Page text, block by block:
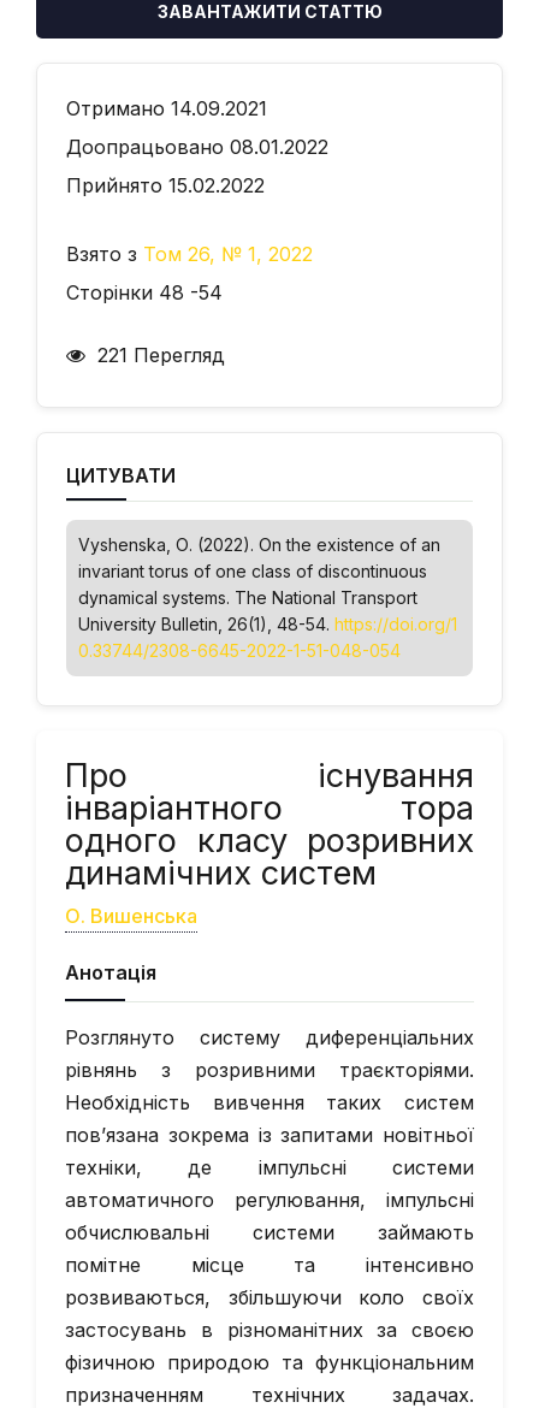
ЗАВАНТАЖИТИ СТАТТЮ
Отримано 14.09.2021
Доопрацьовано 08.01.2022
Прийнято 15.02.2022
Взято з Том 26, № 1, 2022
Сторінки 48 -54
221 Перегляд
ЦИТУВАТИ
Vyshenska, О. (2022). On the existence of an
invariant torus of one class of discontinuous
dynamical systems. The National Transport
University Bulletin , 26(1), 48-54. https://doi.org/1
0.33744/2308-6645-2022-1-51-048-054
Про існування
інваріантного тора
одного класу розривних
динамічних систем
О. Вишенська
Анотація
Розглянуто систему диференціальних
рівнянь з розривними траєкторіями.
Необхідність вивчення таких систем
пов’язана зокрема із запитами новітньої
техніки, де імпульсні системи
автоматичного регулювання, імпульсні
обчислювальні системи займають
помітне місце та інтенсивно
розвиваються, збільшуючи коло своїх
застосувань в різноманітних за своєю
фізичною природою та функціональним
призначенням технічних задачах.